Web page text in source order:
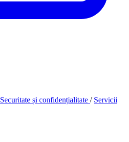
Securitate și confidențialitate / Servicii